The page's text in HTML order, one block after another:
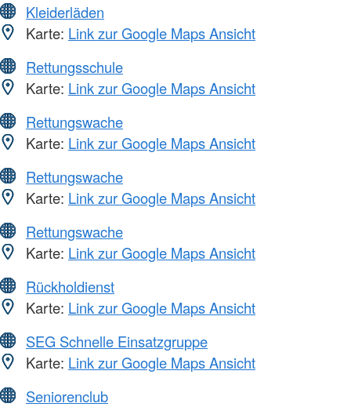
Kleiderläden
Karte: Link zur Google Maps Ansicht
Rettungsschule
Karte: Link zur Google Maps Ansicht
Rettungswache
Karte: Link zur Google Maps Ansicht
Rettungswache
Karte: Link zur Google Maps Ansicht
Rettungswache
Karte: Link zur Google Maps Ansicht
Rückholdienst
Karte: Link zur Google Maps Ansicht
SEG Schnelle Einsatzgruppe
Karte: Link zur Google Maps Ansicht
Seniorenclub